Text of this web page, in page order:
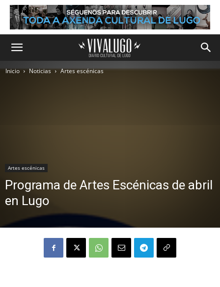
Inicio Noticias Artes escénicas
Artes escénicas
Programa de Artes Escénicas de abril
en Lugo